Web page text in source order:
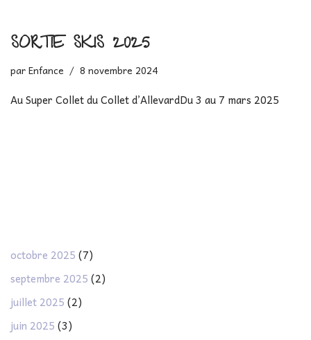
SORTIE SKIS 2025
parEnfance 8 novembre 2024
Au Super Collet du Collet d’AllevardDu 3 au 7 mars 2025
octobre 2025 (7)
septembre 2025 (2)
juillet 2025 (2)
juin 2025 (3)